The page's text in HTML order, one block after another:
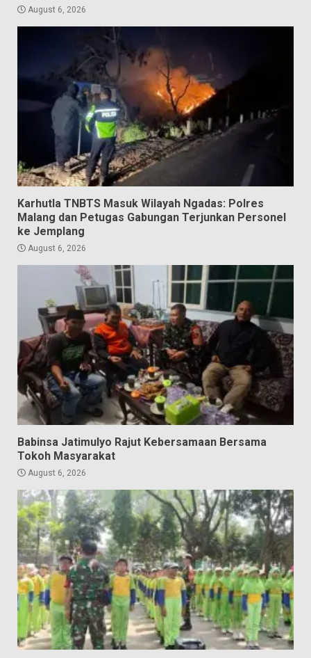
August 6, 2026
Karhutla TNBTS Masuk Wilayah Ngadas: Polres
Malang dan Petugas Gabungan Terjunkan Personel
ke Jemplang
August 6, 2026
Babinsa Jatimulyo Rajut Kebersamaan Bersama
Tokoh Masyarakat
August 6, 2026